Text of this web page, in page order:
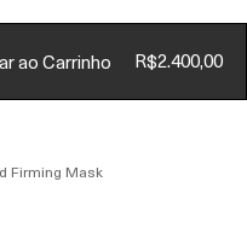
Conta
CARRINHO(0)
Firming Mask
ao Carrinho R$2.400,00